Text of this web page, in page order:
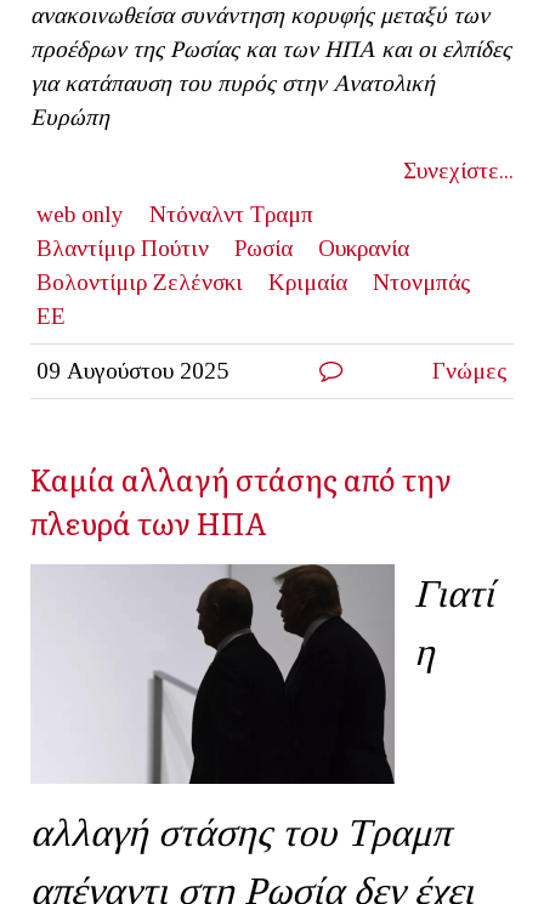
ανακοινωθείσα συνάντηση κορυφής μεταξύ των
προέδρων της Ρωσίας και των ΗΠΑ και οι ελπίδες
για κατάπαυση του πυρός στην Ανατολική
Ευρώπη
Συνεχίστε...
web only
Ντόναλντ Τραμπ
Βλαντίμιρ Πούτιν
Ρωσία
Ουκρανία
Βολοντίμιρ Ζελένσκι
Κριμαία
Ντονμπάς
ΕΕ
09 Αυγούστου 2025 Γνώμες
Καμία αλλαγή στάσης από την
πλευρά των ΗΠΑ
Γιατί
η
αλλαγή στάσης του Τραμπ
απέναντι στη Ρωσία δεν έχει